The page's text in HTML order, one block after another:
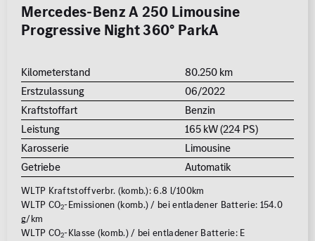
Mercedes-Benz A 250 Limousine
Progressive Night 360° ParkA
Kilometerstand
80.250 km
Erstzulassung
06/2022
Kraftstoffart
Benzin
Leistung
165 kW (224 PS)
Karosserie
Limousine
Getriebe
Automatik
WLTP Kraftstoffverbr. (komb.): 6.8 l/100km
WLTP CO2-Emissionen (komb.) / bei entladener Batterie: 154.0
g/km
WLTP CO2-Klasse (komb.) / bei entladener Batterie: E